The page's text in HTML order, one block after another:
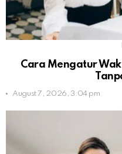
Cara Mengatur
August 7, 2026, 3:04 pm